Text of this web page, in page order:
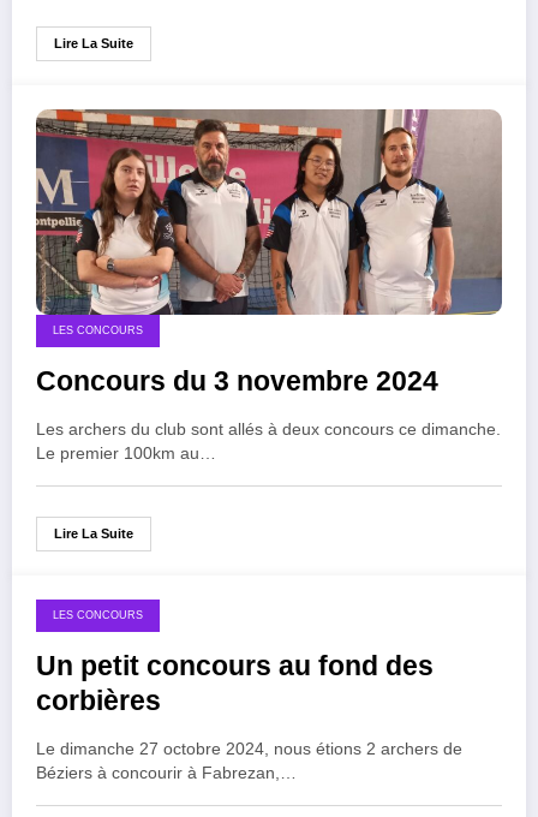
Lire La Suite
LES CONCOURS
Concours du 3 novembre 2024
Les archers du club sont allés à deux concours ce dimanche.
Le premier 100km au…
Lire La Suite
LES CONCOURS
Un petit concours au fond des
corbières
Le dimanche 27 octobre 2024, nous étions 2 archers de
Béziers à concourir à Fabrezan,…